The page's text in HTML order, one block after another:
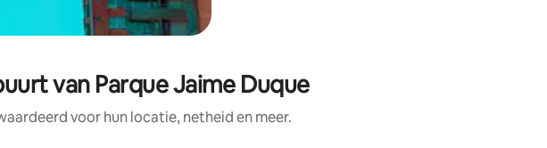
van Parque Jaime Duque
voor hun locatie, netheid en meer.